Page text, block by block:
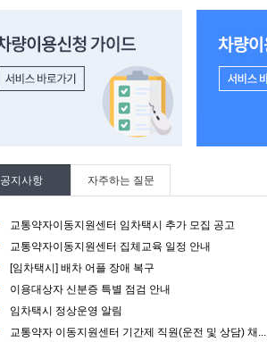
공지사항
교통약자이동지원센터 임차택시 추가 모집 공고
교통약자이동지원센터 집체교육 일정 안내
[임차택시] 배차 어플 장애 복구
이용대상자 신분증 특별 점검 안내
임차택시 정상운영 알림
교통약자 이동지원센터 기간제 직원(운전 및 상담) 채...
자주하는 질문